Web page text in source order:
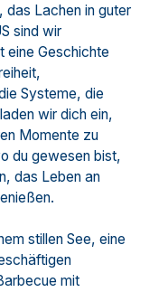
das Lachen in guter
sind wir
eine Geschichte
Systeme, die
wir dich ein,
Momente zu
du gewesen bist,
das Leben an
stillen See, eine
mit